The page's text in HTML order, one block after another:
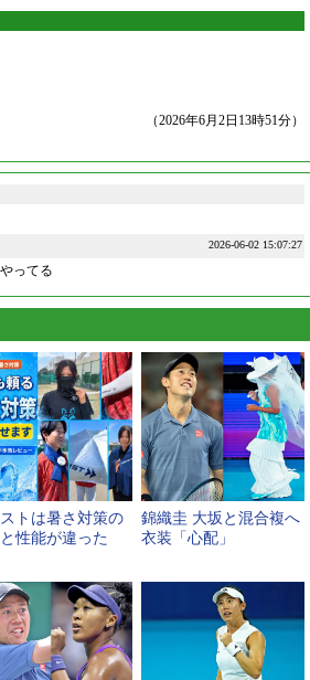
（2026年6月2日13時51分）
2026-06-02 15:07:27
ってる
トは暑さ対策の
性能が違った
錦織圭 大坂と混合複へ
衣装「心配」